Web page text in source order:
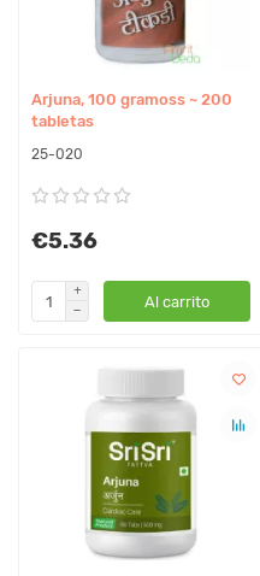
Arjuna, 100 gramoss ~ 200
tabletas
25-020
€5.36
Al carrito